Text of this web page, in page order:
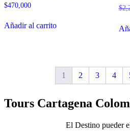
$470,000
Añadir al carrito
$
1 2 3 4
Tours Cartagena
El Destino pueder